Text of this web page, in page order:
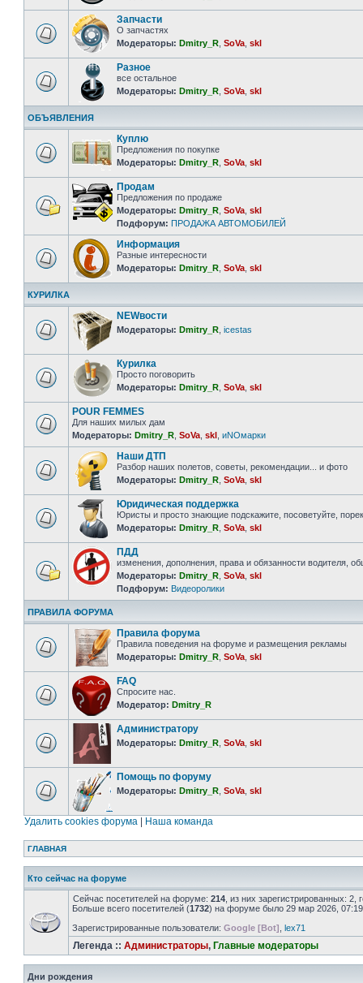
Запчасти
О запчастях
Модераторы: Dmitry_R SoVa skl
Разное
все остальное
Модераторы: Dmitry_R SoVa skl
ОБЪЯВЛЕНИЯ
Куплю
Предложения по покупке
Модераторы: Dmitry_R SoVa skl
Продам
Предложения по продаже
Модераторы: Dmitry_R SoVa skl
Подфорум: ПРОДАЖА АВТОМОБИЛЕЙ
Информация
Разные интересности
Модераторы: Dmitry_R SoVa skl
КУРИЛКА
NEWвости
Модераторы: Dmitry_R icestas
Курилка
Просто поговорить
Модераторы: Dmitry_R SoVa skl
POUR FEMMES
Для наших милых дам
Модераторы: Dmitry_R SoVa skl иNOмарки
Наши ДТП
Разбор наших полетов, советы, рекомендации... и фото
Модераторы: Dmitry_R SoVa skl
Юридическая поддержка
Юристы и просто знающие подскажите, посоветуйте,
Модераторы: Dmitry_R SoVa skl
ПДД
изменения, дополнения, права и обязанности водителя,
Модераторы: Dmitry_R SoVa skl
Подфорум: Видеоролики
ПРАВИЛА ФОРУМА
Правила форума
Правила поведения на форуме и размещения рекламы
Модераторы: Dmitry_R SoVa skl
FAQ
Спросите нас.
Модератор: Dmitry_R
Администратору
Модераторы: Dmitry_R SoVa skl
Помощь по форуму
Модераторы: Dmitry_R SoVa skl
Удалить cookies форума Наша команда
ГЛАВНАЯ
Кто сейчас на форуме
Сейчас посетителей на форуме: 214 , из них зарегистрированных:
Больше всего посетителей (1732) на форуме было 29 мар 2026, 07:19
Зарегистрированные пользователи: Google [Bot] lex71
Легенда :: Администраторы, Главные модераторы
Дни рождения